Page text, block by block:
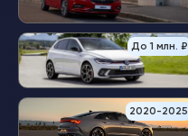
До 1 млн. ₽
2020-2025